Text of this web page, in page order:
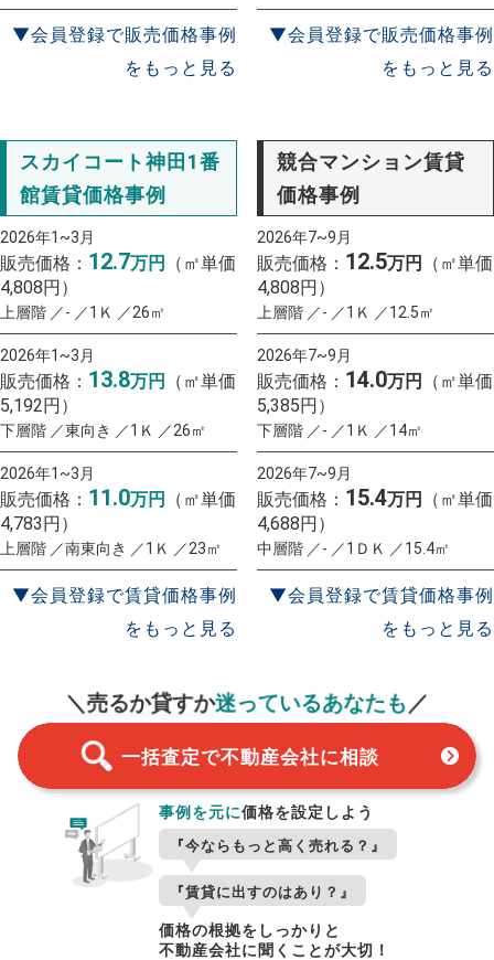
▼会員登録で販売価格事例
をもっと見る
▼会員登録で販売価格事例
をもっと見る
スカイコート神田1番
館賃貸価格事例
2026年1~3月
販売価格： 12.7万円
（㎡単価
4,808円）
上層階 ／- ／1Ｋ ／26㎡
2026年1~3月
販売価格： 13.8万円
（㎡単価
5,192円）
下層階 ／東向き ／1Ｋ ／26㎡
2026年1~3月
販売価格： 11.0万円
（㎡単価
4,783円）
上層階 ／南東向き ／1Ｋ ／23㎡
▼会員登録で賃貸価格事例
をもっと見る
競合マンション賃貸
価格事例
2026年7~9月
販売価格： 12.5万円
（㎡単価
4,808円）
上層階 ／- ／1Ｋ ／12.5㎡
2026年7~9月
販売価格： 14.0万円
（㎡単価
5,385円）
下層階 ／- ／1Ｋ ／14㎡
2026年7~9月
販売価格： 15.4万円
（㎡単価
4,688円）
中層階 ／- ／1ＤＫ ／15.4㎡
▼会員登録で賃貸価格事例
をもっと見る
＼売るか貸すか迷っているあなたも／
一括査定で不動産会社に相談
事例を元に価格を設定しよう
『今ならもっと高く売れる？』
『賃貸に出すのはあり？』
価格の根拠をしっかりと
不動産会社に聞くことが大切！